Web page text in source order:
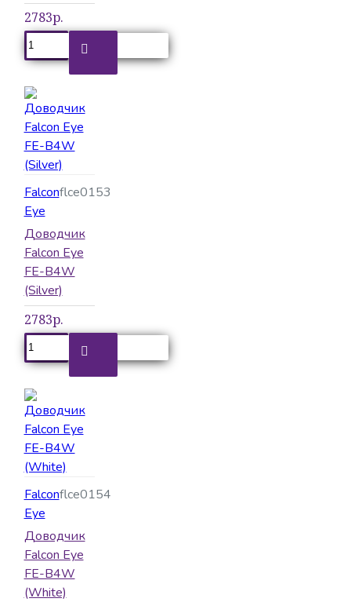
Сетевое оборудование
Средства
связи
2783р.
Falcon
Eye
flce0153
Доводчик
Falcon Eye
FE-B4W
(Silver)
2783р.
Falcon
Eye
flce0154
Доводчик
Falcon Eye
FE-B4W
(White)